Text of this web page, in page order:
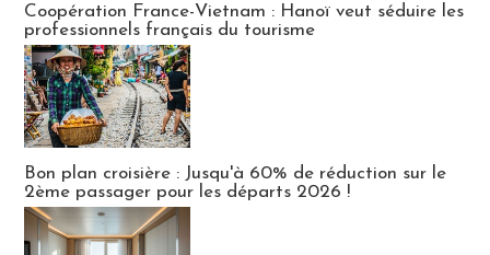
Coopération France-Vietnam : Hanoï veut séduire les
professionnels français du tourisme
Bon plan croisière : Jusqu'à 60% de réduction sur le
2ème passager pour les départs 2026 !